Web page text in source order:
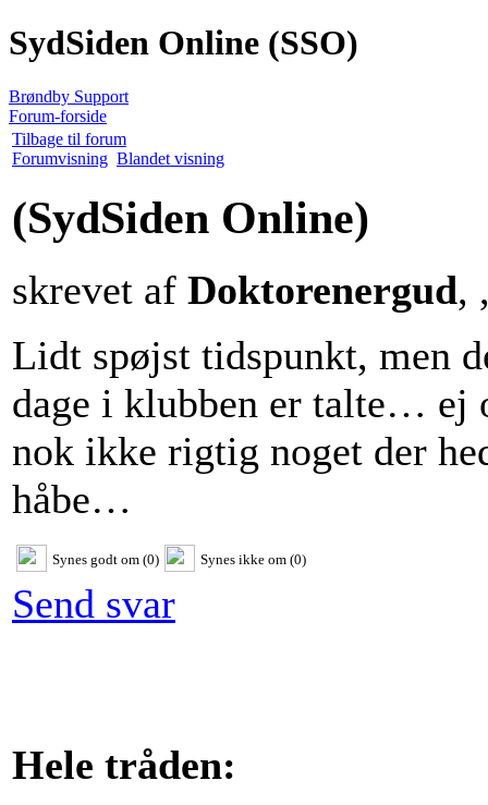
SydSiden Online (SSO)
Brøndby Support
Forum-forside
Tilbage til forum
Forumvisning Blandet visning
(SydSiden Online)
skrevet af Doktorenergud,
Lidt spøjst tidspunkt, men
dage i klubben er talte… ej
nok ikke rigtig noget der
håbe…
Synes godt om (0) Synes ikke om (0)
Send svar
Hele tråden: